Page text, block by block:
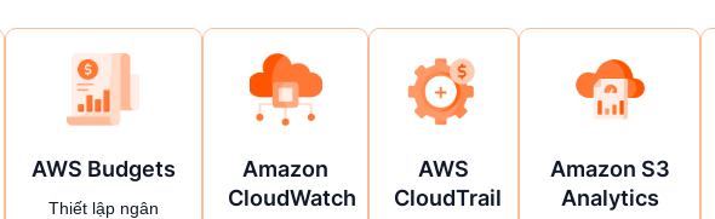
Thiết lập ngân
AWS Budgets
Amazon
CloudWatch
AWS
CloudTrail
Amazon S3
Analytics